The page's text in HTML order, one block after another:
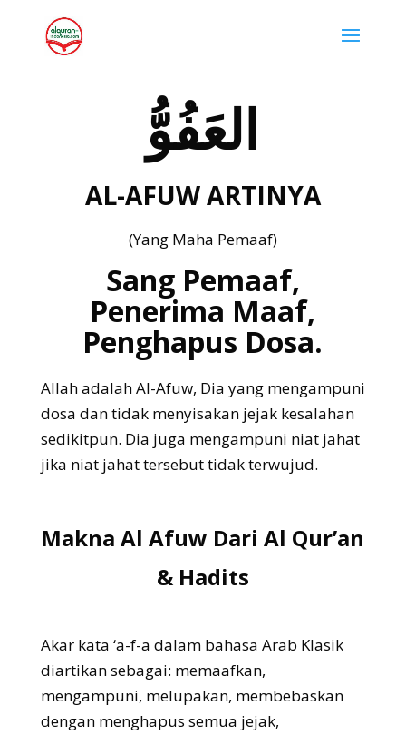
العَفُوُّ
AL-AFUW ARTINYA
(Yang Maha Pemaaf)
Sang Pemaaf,
Penerima Maaf,
Penghapus Dosa.
Allah adalah Al-Afuw, Dia yang mengampuni
dosa dan tidak menyisakan jejak kesalahan
sedikitpun. Dia juga mengampuni niat jahat
jika niat jahat tersebut tidak terwujud.
Makna Al Afuw Dari Al Qur’an
& Hadits
Akar kata ‘a-f-a dalam bahasa Arab Klasik
diartikan sebagai: memaafkan,
mengampuni, melupakan, membebaskan
dengan menghapus semua jejak,